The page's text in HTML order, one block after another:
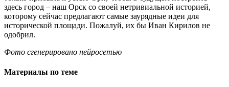
здесь город – наш Орск со своей нетривиальной историей,
которому сейчас предлагают самые заурядные идеи для
исторической площади. Пожалуй, их бы Иван Кирилов не
одобрил.
Фото сгенерировано нейросетью
Материалы по теме